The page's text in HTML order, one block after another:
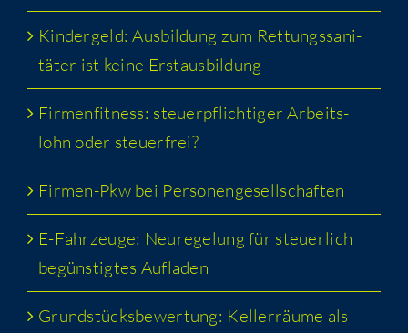
Kin­der­geld: Aus­bil­dung zum Ret­tungs­sa­ni­
tä­ter ist kei­ne Erstausbildung
Fir­men­fit­ness: steu­er­pflich­ti­ger Arbeits­
lohn oder steuerfrei?
Fir­men-Pkw bei Personengesellschaften
E-Fahr­zeu­ge: Neu­re­ge­lung für steu­er­lich
begüns­tig­tes Aufladen
Grund­stücks­be­wer­tung: Kel­ler­räu­me als